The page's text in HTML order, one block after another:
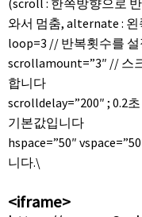
와서 멈춤, alternate :
loop=3 // 반복횟수를
scrollamount=”3″ // 스
합니다
scrolldelay=”200″ ; 0.2
기본값입니다
hspace=”50″
니다.\
<iframe>